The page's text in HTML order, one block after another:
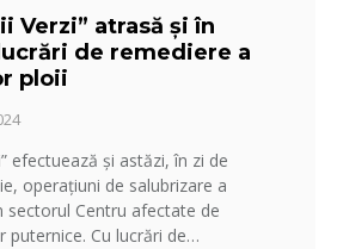
Verzi” atrasă și în
de remediere a
ploii
efectuează și astăzi, în zi de
operațiuni de salubrizare a
sectorul Centru afectate de
puternice. Cu lucrări de…